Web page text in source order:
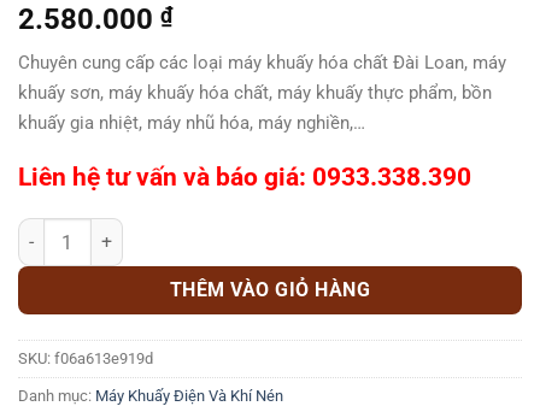
2.580.000 ₫
Chuyên cung cấp các loại máy khuấy hóa chất Đài Loan, máy
khuấy sơn, máy khuấy hóa chất, máy khuấy thực phẩm, bồn
khuấy gia nhiệt, máy nhũ hóa, máy nghiền,…
Liên hệ tư vấn và báo giá: 0933.338.390
MÁY KHUẤY HÓA CHẤT ĐÀI LOAN số lượng
THÊM VÀO GIỎ HÀNG
SKU: f06a613e919d
Danh mục: Máy Khuấy Điện Và Khí Nén